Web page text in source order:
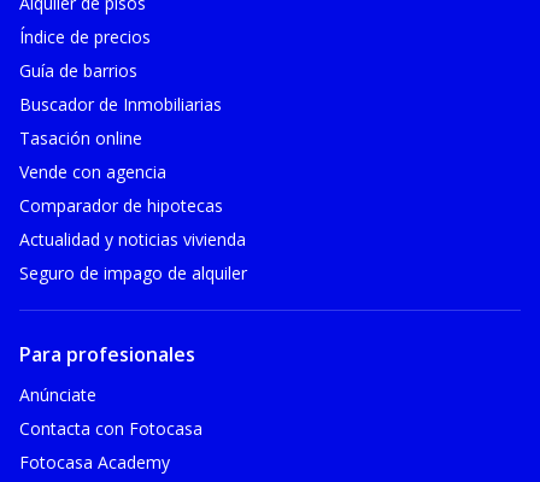
Índice de precios
Guía de barrios
Buscador de Inmobiliarias
Tasación online
Vende con agencia
Comparador de hipotecas
Actualidad y noticias vivienda
Seguro de impago de alquiler
Para profesionales
Anúnciate
Contacta con Fotocasa
Fotocasa Academy